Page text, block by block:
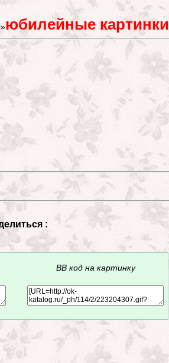
»юбилейные картинки
:
BB код на картинку